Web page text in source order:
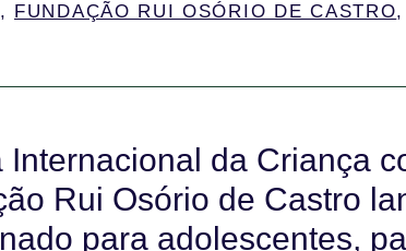
, FUNDAÇÃO RUI OSÓRIO DE CASTRO,
da Criança
Rui Osório de Castro
para adolescentes,